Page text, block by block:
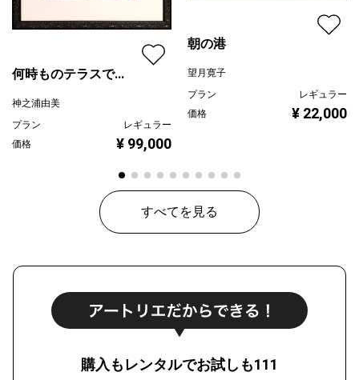
何時ものテラスで...
神之浦由美
プラン
レギュラー
価格
¥ 99,000
朝の港
望月寛子
プラン
レギュラー
価格
¥ 22,000
すべてを見る
購入もレンタルでお試しも111